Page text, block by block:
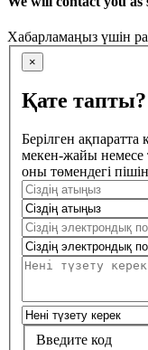
Хабарламаңыз үшін
×
Қате тапты?
Берілген ақпаратта
мекен-жайы немесе
оны төмендегі
Введите код